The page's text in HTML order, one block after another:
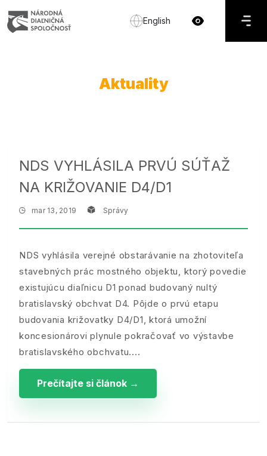
English
Aktuality
NDS VYHLÁSILA PRVÚ SÚŤAŽ
NA KRIŽOVANIE D4/D1
mar 13, 2019 Správy
NDS vyhlásila verejné obstarávanie na zhotoviteľa
stavebných prác mostného objektu, ktorý povedie
existujúcu diaľnicu D1 ponad budovaný nultý
bratislavský obchvat D4. Pôjde o prvú etapu
budovania križovatky D4/D1, ktorá umožní
koncesionárovi plynule pokračovať vo výstavbe
bratislavského obchvatu.
Prečítajte si článok →